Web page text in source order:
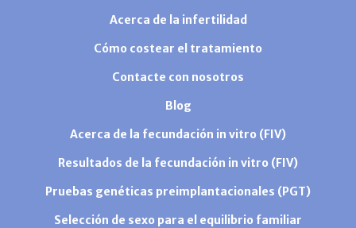
Acerca de la infertilidad
Cómo costear el tratamiento
Contacte con nosotros
Blog
Acerca de la fecundación in vitro (FIV)
Resultados de la fecundación in vitro (FIV)
Pruebas genéticas preimplantacionales (PGT)
Selección de sexo para el equilibrio familiar